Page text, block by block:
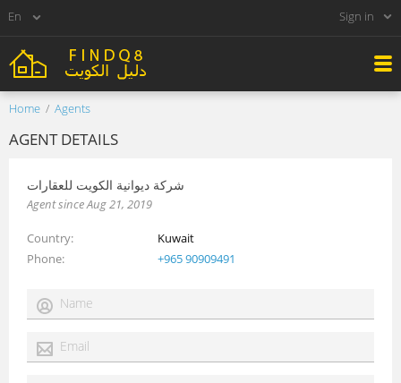
Sign in
Home Agents
AGENT DETAILS
شركة ديوانية الكويت للعقارات
Agent since Aug 21, 2019
Country
Kuwait
Phone
+965 90909491